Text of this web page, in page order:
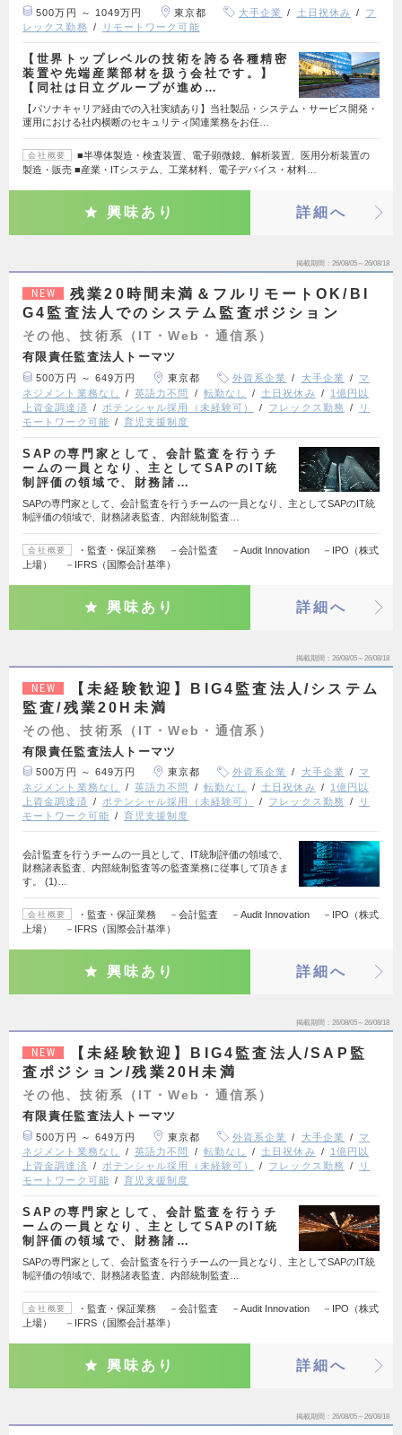
500万円 ～ 1049万円 東京都 大手企業 土日祝休み
フ
レックス勤務
リモートワーク可能
【世界トップレベルの技術を誇る各種精密
装置や先端産業部材を扱う会社です。】
【同社は日立グループが進め…
【パソナキャリア経由での入社実績あり】当社製品・システム・サービス開発・
運用における社内横断のセキュリティ関連業務をお任…
会社概要
■半導体製造・検査装置、電子顕微鏡、解析装置、医用分析装置の
製造・販売 ■産業・ITシステム、工業材料、電子デバイス・材料…
興味あり 詳細へ
掲載期間 26/08/05～26/08/18
NEW
残業20時間未満＆フルリモートOK/BI
G4監査法人でのシステム監査ポジション
その他、技術系（IT・Web・通信系）
有限責任監査法人トーマツ
500万円 ～ 649万円 東京都 外資系企業 大手企業
マ
ネジメント業務なし
英語力不問 転勤なし 土日祝休み
1億円以
上資金調達済
ポテンシャル採用（未経験可） フレックス勤務
リ
モートワーク可能
育児支援制度
SAPの専門家として、会計監査を行うチ
ームの一員となり、主としてSAPのIT統
制評価の領域で、財務諸…
SAPの専門家として、会計監査を行うチームの一員となり、主としてSAPのIT統
制評価の領域で、財務諸表監査、内部統制監査…
会社概要
・監査・保証業務 －会計監査 －Audit Innovation －IPO（株式
上場） －IFRS（国際会計基準）
興味あり 詳細へ
掲載期間 26/08/05～26/08/18
NEW
【未経験歓迎】BIG4監査法人/システム
監査/残業20H未満
その他、技術系（IT・Web・通信系）
有限責任監査法人トーマツ
500万円 ～ 649万円 東京都 外資系企業 大手企業
マ
ネジメント業務なし
英語力不問 転勤なし 土日祝休み
1億円以
上資金調達済
ポテンシャル採用（未経験可） フレックス勤務
リ
モートワーク可能
育児支援制度
会計監査を行うチームの一員として、IT統制評価の領域で、
財務諸表監査、内部統制監査等の監査業務に従事して頂きま
す。 (1)…
会社概要
・監査・保証業務 －会計監査 －Audit Innovation －IPO（株式
上場） －IFRS（国際会計基準）
興味あり 詳細へ
掲載期間 26/08/05～26/08/18
NEW
【未経験歓迎】BIG4監査法人/SAP監
査ポジション/残業20H未満
その他、技術系（IT・Web・通信系）
有限責任監査法人トーマツ
500万円 ～ 649万円 東京都 外資系企業 大手企業
マ
ネジメント業務なし
英語力不問 転勤なし 土日祝休み
1億円以
上資金調達済
ポテンシャル採用（未経験可） フレックス勤務
リ
モートワーク可能
育児支援制度
SAPの専門家として、会計監査を行うチ
ームの一員となり、主としてSAPのIT統
制評価の領域で、財務諸…
SAPの専門家として、会計監査を行うチームの一員となり、主としてSAPのIT統
制評価の領域で、財務諸表監査、内部統制監査…
会社概要
・監査・保証業務 －会計監査 －Audit Innovation －IPO（株式
上場） －IFRS（国際会計基準）
興味あり 詳細へ
掲載期間 26/08/05～26/08/18